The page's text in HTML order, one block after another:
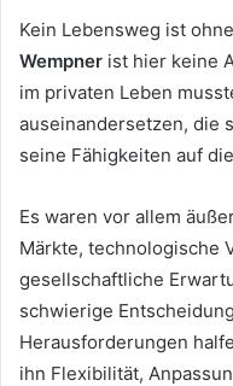
Kein Lebensweg ist
Wempner ist hier keine
im privaten Leben
auseinandersetzen, die
seine Fähigkeiten auf
Es waren vor allem
Märkte, technologische
gesellschaftliche
schwierige
Herausforderungen
ihn Flexibilität,